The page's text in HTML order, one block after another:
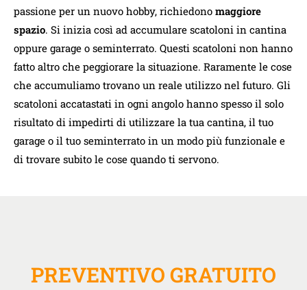
passione per un nuovo hobby, richiedono maggiore
spazio. Si inizia così ad accumulare scatoloni in cantina
oppure garage o seminterrato. Questi scatoloni non hanno
fatto altro che peggiorare la situazione. Raramente le cose
che accumuliamo trovano un reale utilizzo nel futuro. Gli
scatoloni accatastati in ogni angolo hanno spesso il solo
risultato di impedirti di utilizzare la tua cantina, il tuo
garage o il tuo seminterrato in un modo più funzionale e
di trovare subito le cose quando ti servono.
PREVENTIVO GRATUITO